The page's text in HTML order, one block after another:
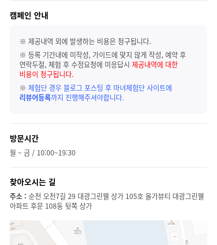
캠페인 안내
※ 제공내역 외에 발생하는 비용은 청구됩니다.
※ 등록 기간내에 미작성, 가이드에 맞지 않게 작성, 예약 후
연락두절, 체험 후 수정요청에 미응답시 제공내역에 대한
비용이 청구됩니다.
※ 체험단 경우 블로그 포스팅 후 마녀체험단 사이트에
리뷰어등록까지 진행해주셔야합니다.
방문시간
월 ~ 금 / 10:00~19:30
찾아오시는 길
주소 : 순천 오천7길 29 대광그린웰 상가 105호 올가뷰티 대광그린웰
아파트 후문 108동 뒷쪽 상가